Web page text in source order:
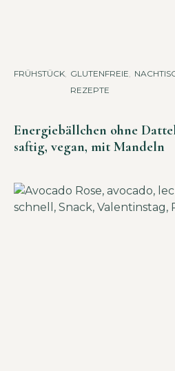
FRÜHSTÜCK, GLUTENFREIE
REZEPTE
,
Energiebällchen ohne
saftig, vegan, mit Mandeln